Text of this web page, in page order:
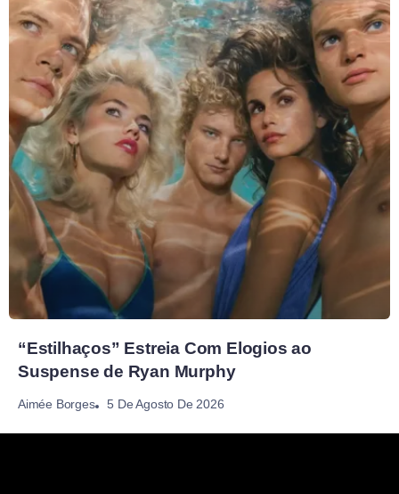
“Estilhaços” Estreia Com Elogios ao
Suspense de Ryan Murphy
Aimée Borges 5 De Agosto De 2026